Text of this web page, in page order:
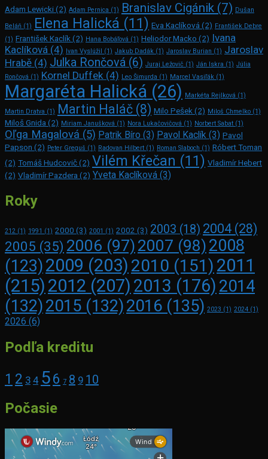
Adam Lewicki(2) Adam Pernica (1) Branislav Cigánik (7) Dušan
Beláň (1) Elena Halická (11) Eva Kaclíková (2) František Debre
(1) František Kaclík (2) Hana Bobáľová (1) Heliodor Macko (2) Ivana
Kaclíková (4) Ivan Vyslúžil (1) Jakub Dadák (1) Jaroslav Burian (1) Jaroslav
Hrabě (4) Julka Rončová (6) Juraj Ležovič (1) Ján Iskra (1) Júlia
Rončová (1) Kornel Duffek (4) Leo Šimurda (1) Marcel Vasiľák (1)
Margaréta Halická (26) Markéta Rejlková (1)
Martin Dratva (1) Martin Haláč (8) Milo Pešek (2) Miloš Chmelko (1)
Miloš Gnida (2) Miriam Janušková (1) Nora Lukačovičová (1) Norbert Sabat (1)
Oľga Magalová (5) Patrik Bíro (3) Pavol Kaclík (3) Pavol
Papson (2) Peter Greguš (1) Radovan Hilbert (1) Roman Slaboch (1) Róbert Toman
(2) Tomáš Hudcovič(2) Vilém Křečan (11) Vladimír Hebert
(2) Vladimír Pazdera (2) Yveta Kaclíková (3)
Roky
212 (1) 1991 (1) 2000 (3) 2001 (1) 2002 (3) 2003 (18) 2004 (28)
2005 (35) 2006 (97) 2007 (98) 2008
(123)2009 (203) 2010 (151) 2011
(215) 2012 (207) 2013 (176) 2014
(132)2015 (132)2016 (135) 2023 (1) 2024 (1)
2026 (6)
Podľa kreditu
1 2 3 4 56 7 8 9 10
Počasie